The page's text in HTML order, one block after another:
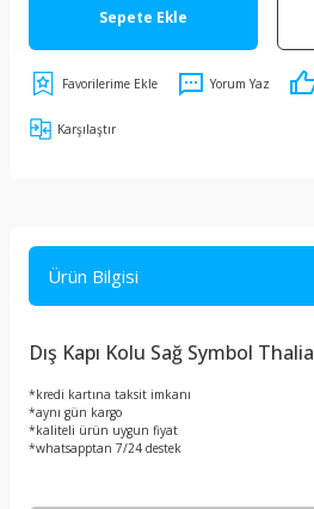
Sepete Ekle
Yorum Yaz
Karşılaştır
Ürün Bilgisi
Dış Kapı Kolu Sağ Symbol Thalia
*kredi kartına taksit imkanı
*aynı gün kargo
*kaliteli ürün uygun fiyat
*whatsapptan 7/24 destek